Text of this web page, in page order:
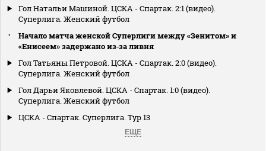
Гол Натальи Машиной. ЦСКА - Спартак. 2:1 (видео).
Суперлига. Женский футбол
Начало матча женской Суперлиги между «Зенитом» и
«Енисеем» задержано из‑за ливня
Гол Татьяны Петровой. ЦСКА - Спартак. 2:0 (видео).
Суперлига. Женский футбол
Гол Дарьи Яковлевой. ЦСКА - Спартак. 1:0 (видео).
Суперлига. Женский футбол
ЦСКА - Спартак. Суперлига. Тур 13
ЕЩЕ